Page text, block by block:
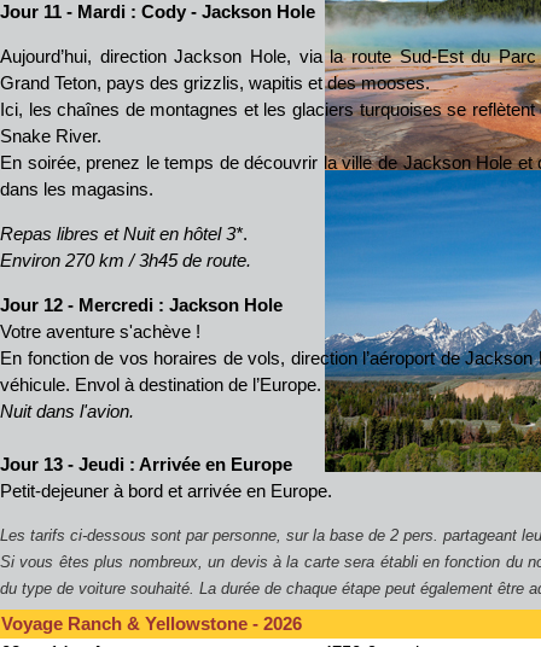
Jour 11 - Mardi : Cody - Jackson Hole
Aujourd’hui, direction Jackson Hole, via la route Sud-Est du
Grand Teton, pays des grizzlis, wapitis et des mooses.
Ici, les chaînes de montagnes et les glaciers turquoises se
Snake River.
En soirée, prenez le temps de découvrir la ville de Jackson Hole et
dans les magasins.
Repas libres et Nuit en hôtel 3*.
Environ 270 km / 3h45 de route.
Jour 12 - Mercredi : Jackson Hole
Votre aventure s'achève !
En fonction de vos horaires de vols, direction l’aéroport de
véhicule. Envol à destination de l’Europe.
Nuit dans l'avion.
Jour 13 - Jeudi : Arrivée en Europe
Petit-dejeuner à bord et arrivée en Europe.
Les tarifs ci-dessous sont par personne, sur la base de 2 pers. partageant
Si vous êtes plus nombreux, un devis à la carte sera établi en fonction du
du type de voiture souhaité. La durée de chaque étape peut également être
Voyage Ranch & Yellowstone - 2026